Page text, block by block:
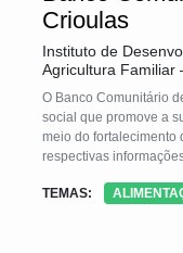
Crioulas
Instituto de
Agricultura Familiar
O Banco Comunitário
social que promove a
meio do fortalecimento
respectivas
TEMAS: